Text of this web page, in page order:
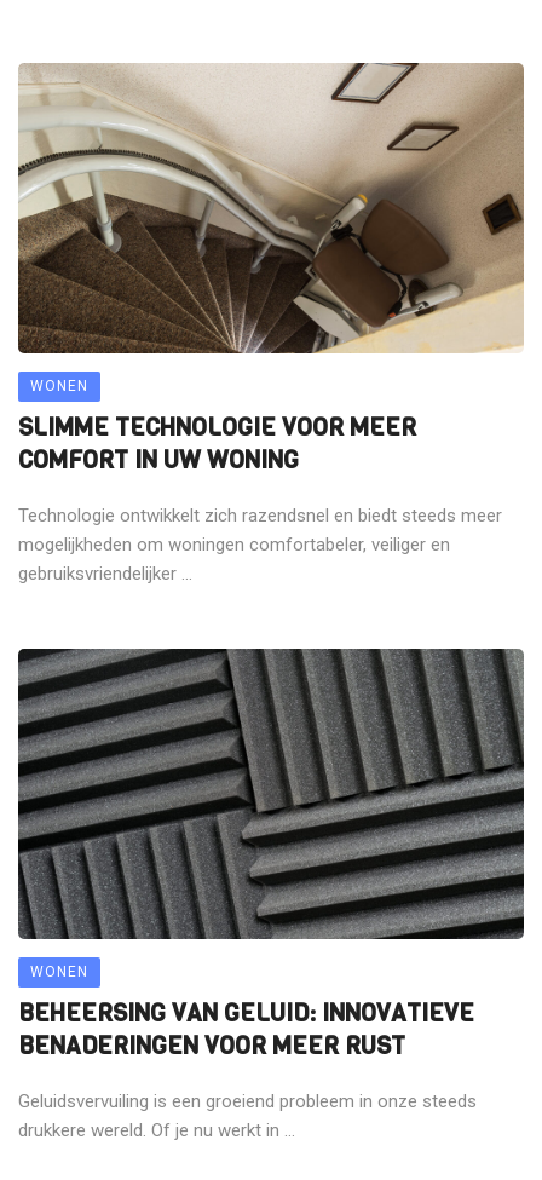
WONEN
SLIMME TECHNOLOGIE VOOR MEER
COMFORT IN UW WONING
Technologie ontwikkelt zich razendsnel en biedt steeds meer
mogelijkheden om woningen comfortabeler, veiliger en
gebruiksvriendelijker ...
WONEN
BEHEERSING VAN GELUID: INNOVATIEVE
BENADERINGEN VOOR MEER RUST
Geluidsvervuiling is een groeiend probleem in onze steeds
drukkere wereld. Of je nu werkt in ...